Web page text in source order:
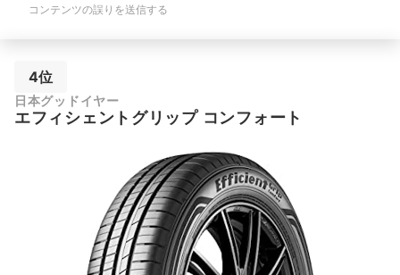
コンテンツの誤りを送信する
4位
日本グッドイヤー
エフィシェントグリップ コンフォート